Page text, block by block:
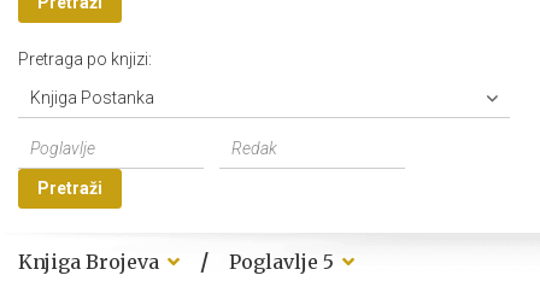
Pretraga po knjizi:
Knjiga Postanka
Pretraži
Knjiga Brojeva / Poglavlje 5